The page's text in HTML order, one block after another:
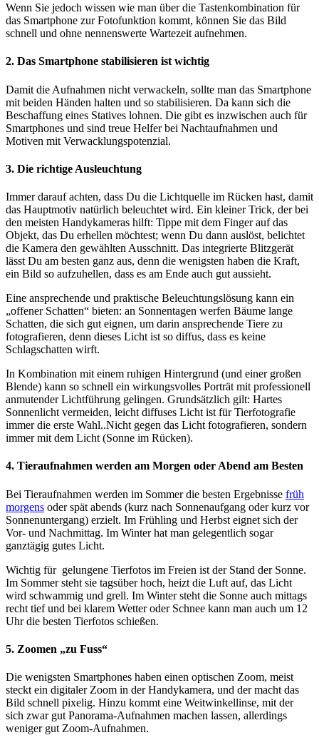
Wenn Sie jedoch wissen wie man über die Tastenkombination für
das Smartphone zur Fotofunktion kommt, können Sie das Bild
schnell und ohne nennenswerte Wartezeit aufnehmen.
2. Das Smartphone stabilisieren ist wichtig
Damit die Aufnahmen nicht verwackeln, sollte man das Smartphone
mit beiden Händen halten und so stabilisieren. Da kann sich die
Beschaffung eines Statives lohnen. Die gibt es inzwischen auch für
Smartphones und sind treue Helfer bei Nachtaufnahmen und
Motiven mit Verwacklungspotenzial.
3. Die richtige Ausleuchtung
Immer darauf achten, dass Du die Lichtquelle im Rücken hast, damit
das Hauptmotiv natürlich beleuchtet wird. Ein kleiner Trick, der bei
den meisten Handykameras hilft: Tippe mit dem Finger auf das
Objekt, das Du erhellen möchtest; wenn Du dann auslöst, belichtet
die Kamera den gewählten Ausschnitt. Das integrierte Blitzgerät
lässt Du am besten ganz aus, denn die wenigsten haben die Kraft,
ein Bild so aufzuhellen, dass es am Ende auch gut aussieht.
Eine ansprechende und praktische Beleuchtungslösung kann ein
„offener Schatten“ bieten: an Sonnentagen werfen Bäume lange
Schatten, die sich gut eignen, um darin ansprechende Tiere zu
fotografieren, denn dieses Licht ist so diffus, dass es keine
Schlagschatten wirft.
In Kombination mit einem ruhigen Hintergrund (und einer großen
Blende) kann so schnell ein wirkungsvolles Porträt mit professionell
anmutender Lichtführung gelingen. Grundsätzlich gilt: Hartes
Sonnenlicht vermeiden, leicht diffuses Licht ist für Tierfotografie
immer die erste Wahl..Nicht gegen das Licht fotografieren, sondern
immer mit dem Licht (Sonne im Rücken).
4. Tieraufnahmen werden am Morgen oder Abend am Besten
Bei Tieraufnahmen werden im Sommer die besten Ergebnisse früh
morgens oder spät abends (kurz nach Sonnenaufgang oder kurz vor
Sonnenuntergang) erzielt. Im Frühling und Herbst eignet sich der
Vor- und Nachmittag. Im Winter hat man gelegentlich sogar
ganztägig gutes Licht.
Wichtig für gelungene Tierfotos im Freien ist der Stand der Sonne.
Im Sommer steht sie tagsüber hoch, heizt die Luft auf, das Licht
wird schwammig und grell. Im Winter steht die Sonne auch mittags
recht tief und bei klarem Wetter oder Schnee kann man auch um 12
Uhr die besten Tierfotos schießen.
5. Zoomen „zu Fuss“
Die wenigsten Smartphones haben einen optischen Zoom, meist
steckt ein digitaler Zoom in der Handykamera, und der macht das
Bild schnell pixelig. Hinzu kommt eine Weitwinkellinse, mit der
sich zwar gut Panorama-Aufnahmen machen lassen, allerdings
weniger gut Zoom-Aufnahmen.